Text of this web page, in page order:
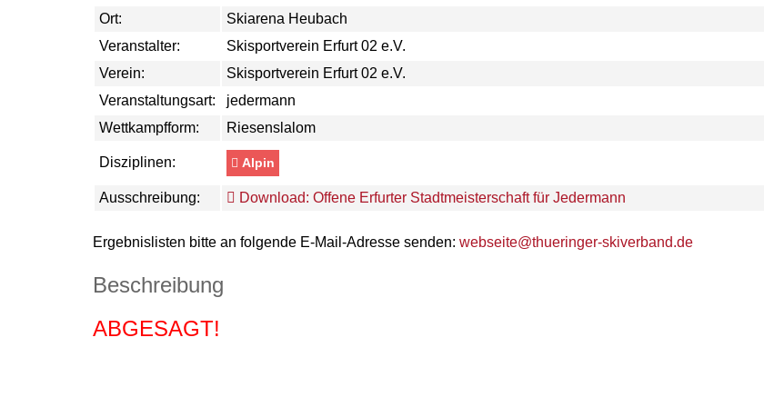
Ort:
Skiarena Heubach
Veranstalter:
Skisportverein Erfurt 02 e.V.
Verein:
Skisportverein Erfurt 02 e.V.
Veranstaltungsart:
jedermann
Wettkampfform:
Riesenslalom
Disziplinen: Alpin
Ausschreibung: Download: Offene Erfurter Stadtmeisterschaft für Jedermann
Ergebnislisten bitte an folgende E-Mail-Adresse senden: webseite@thueringer-skiverband.de
Beschreibung
ABGESAGT!